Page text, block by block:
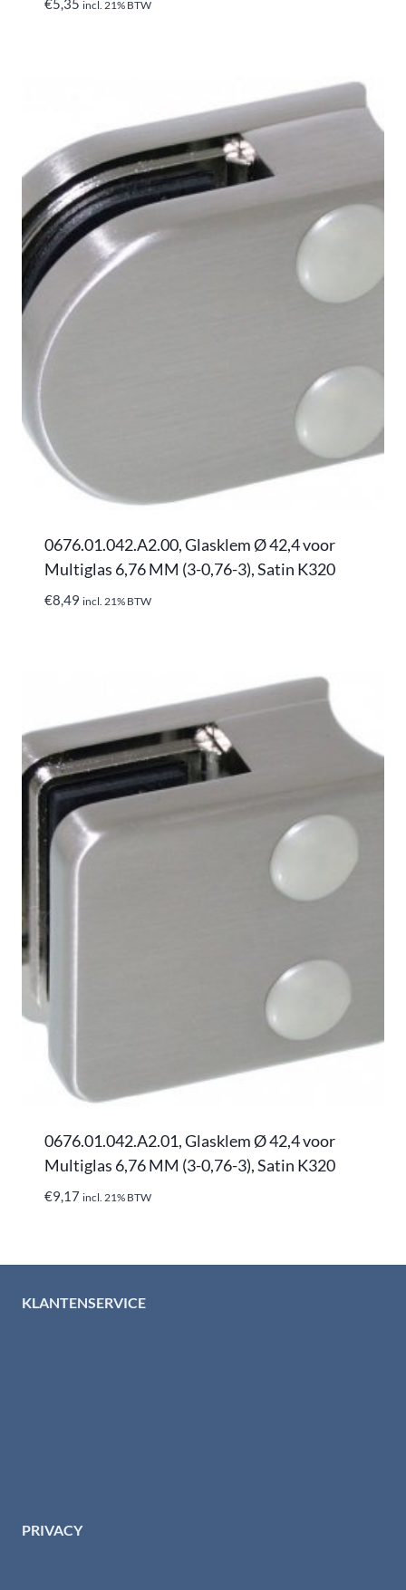
€5,35 incl. 21% BTW
0676.01.042.A2.00, Glasklem Ø 42,4 voor
Multiglas 6,76 MM (3-0,76-3), Satin K320
€8,49 incl. 21% BTW
0676.01.042.A2.01, Glasklem Ø 42,4 voor
Multiglas 6,76 MM (3-0,76-3), Satin K320
€9,17 incl. 21% BTW
KLANTENSERVICE
PRIVACY